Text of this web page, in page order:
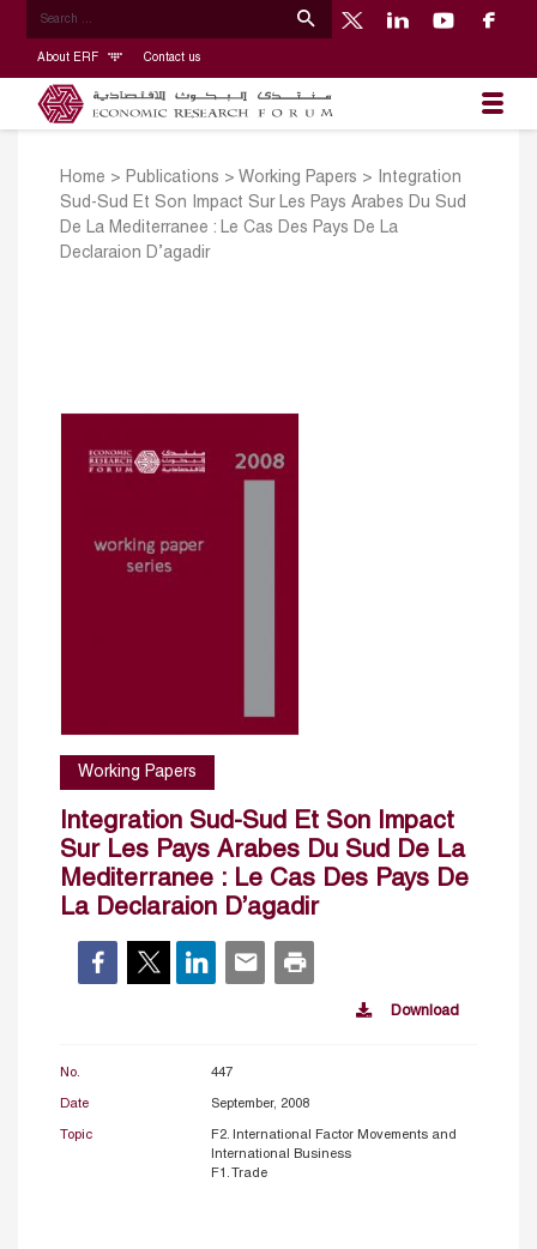
About ERF Contact us
Home > Publications > Working Papers >
Integration
Sud-Sud Et Son Impact Sur Les Pays Arabes Du Sud
De La Mediterranee : Le Cas Des Pays De La
Declaraion D’agadir
Working Papers
Integration Sud-Sud Et Son Impact
Sur Les Pays Arabes Du Sud De La
Mediterranee : Le Cas Des Pays De
La Declaraion D’agadir
Download
No. 447
Date September, 2008
Topic
F2. International Factor Movements and
International Business
F1. Trade